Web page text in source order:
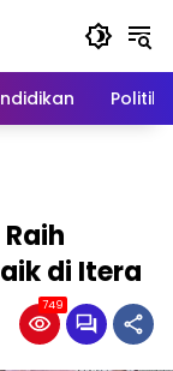
Politik
di Itera
749